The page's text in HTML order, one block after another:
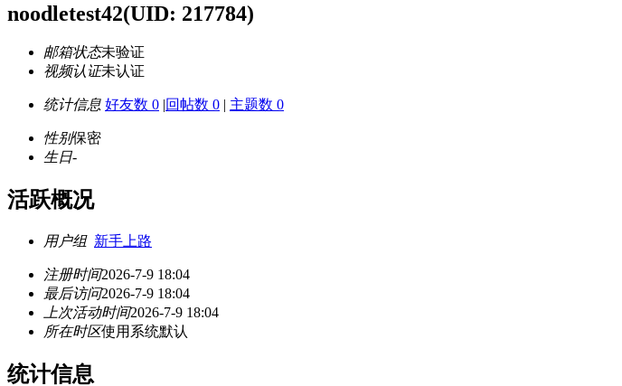
noodletest42(UID: 217784)
邮箱状态未验证
视频认证未认证
统计信息 好友数 0 |回帖数 0 | 主题数 0
性别保密
生日-
活跃概况
用户组 新手上路
注册时间2026-7-9 18:04
最后访问2026-7-9 18:04
上次活动时间2026-7-9 18:04
所在时区使用系统默认
统计信息